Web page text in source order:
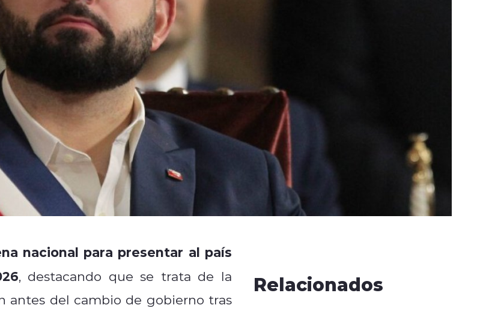
nacional para presentar al país
, destacando que se trata de la
antes del cambio de gobierno tras
Relacionados